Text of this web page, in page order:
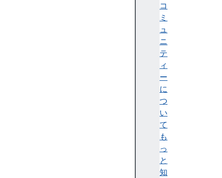
コ
ミ
ュ
ニ
テ
ィ
ー
に
つ
い
て
も
っ
と
知